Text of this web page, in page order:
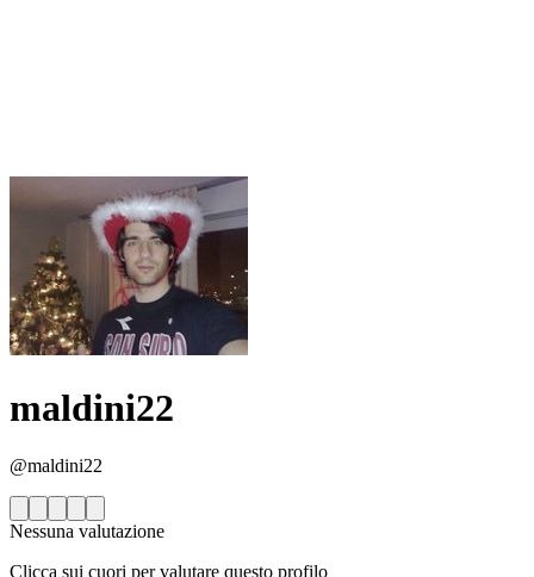
maldini22
@maldini22
Nessuna valutazione
Clicca sui cuori per valutare questo profilo